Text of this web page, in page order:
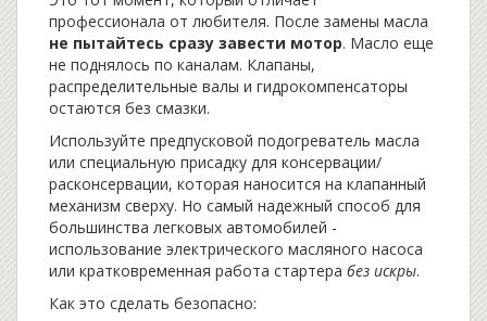
профессионала от любителя. После замены масла
не пытайтесь сразу завести мотор. Масло еще
не поднялось по каналам. Клапаны,
распределительные валы и гидрокомпенсаторы
остаются без смазки.
Используйте предпусковой подогреватель масла
или специальную присадку для консервации/
расконсервации, которая наносится на клапанный
механизм сверху. Но самый надежный способ для
большинства легковых автомобилей -
использование электрического масляного насоса
или кратковременная работа стартера без искры.
Как это сделать безопасно: